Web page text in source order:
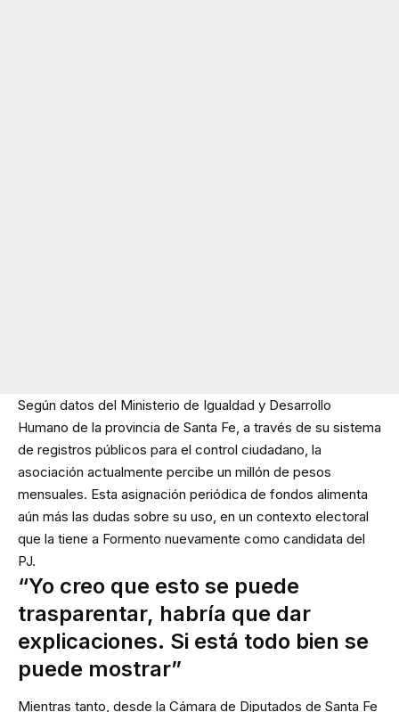
Según datos del Ministerio de Igualdad y Desarrollo
Humano de la provincia de Santa Fe, a través de su sistema
de registros públicos para el control ciudadano, la
asociación actualmente percibe un millón de pesos
mensuales. Esta asignación periódica de fondos alimenta
aún más las dudas sobre su uso, en un contexto electoral
que la tiene a Formento nuevamente como candidata del
PJ.
“Yo creo que esto se puede
trasparentar, habría que dar
explicaciones. Si está todo bien se
puede mostrar”
Mientras tanto, desde la Cámara de Diputados de Santa Fe